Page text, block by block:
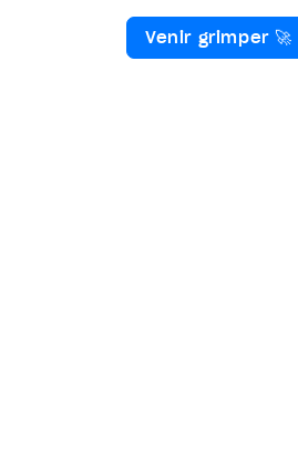
Venir grimper 🚀